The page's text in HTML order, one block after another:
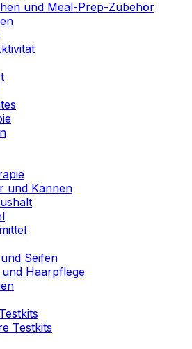
und Meal-Prep-Zubehör
und Kannen
Seifen
Haarpflege
Testkits